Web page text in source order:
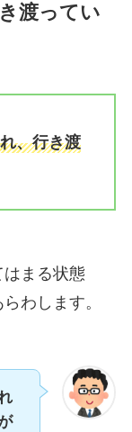
渡ってい
、行き渡
まる状態
わします。